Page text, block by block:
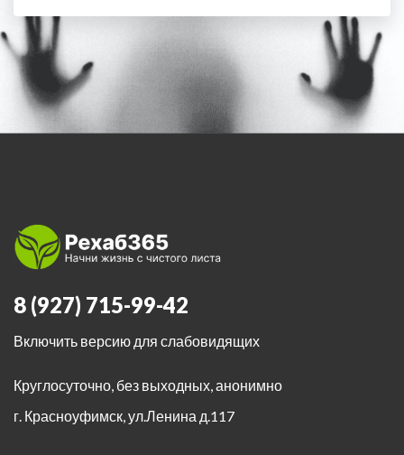
8 (927) 715-99-42
Включить версию для слабовидящих
Круглосуточно, без выходных, анонимно
г. Красноуфимск,ул.Ленина д.117